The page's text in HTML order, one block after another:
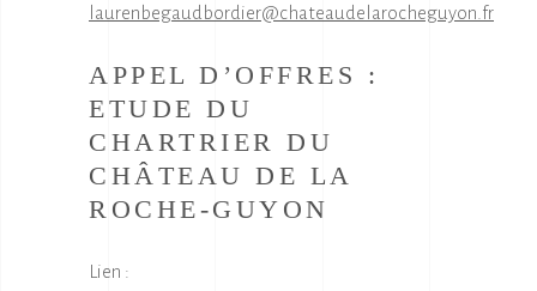
laurenbegaudbordier@chateaudelarocheguyon.fr
APPEL D’OFFRES :
ETUDE DU
CHARTRIER DU
CHÂTEAU DE LA
ROCHE-GUYON
Lien :